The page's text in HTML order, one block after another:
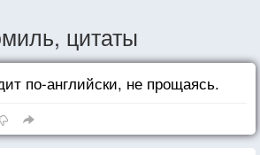
цитаты
по-английски, не прощаясь.